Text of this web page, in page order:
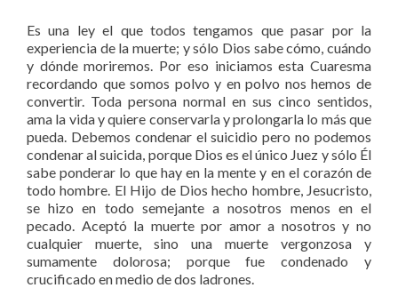
Es una ley el que todos tengamos que pasar por la
experiencia de la muerte; y sólo Dios sabe cómo, cuándo
y dónde moriremos. Por eso iniciamos esta Cuaresma
recordando que somos polvo y en polvo nos hemos de
convertir. Toda persona normal en sus cinco sentidos,
ama la vida y quiere conservarla y prolongarla lo más que
pueda. Debemos condenar el suicidio pero no podemos
condenar al suicida, porque Dios es el único Juez y sólo Él
sabe ponderar lo que hay en la mente y en el corazón de
todo hombre. El Hijo de Dios hecho hombre, Jesucristo,
se hizo en todo semejante a nosotros menos en el
pecado. Aceptó la muerte por amor a nosotros y no
cualquier muerte, sino una muerte vergonzosa y
sumamente dolorosa; porque fue condenado y
crucificado en medio de dos ladrones.